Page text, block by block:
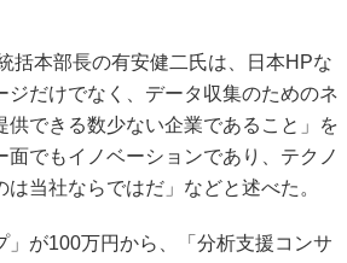
本部長の有安健二氏は、日本HPな
だけでなく、データ収集のためのネ
できる数少ない企業であること」を
でもイノベーションであり、テクノ
当社ならではだ」などと述べた。
が100万円から、「分析支援コンサ